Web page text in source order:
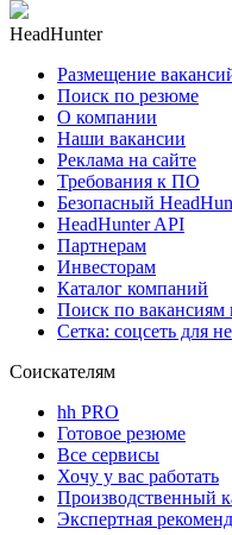
HeadHunter
Размещение
Поиск по резюме
О компании
Наши вакансии
Реклама на сайте
Требования к ПО
Безопасный
HeadHunter API
Партнерам
Инвесторам
Каталог компаний
Поиск по вакансиям
Сетка: соцсеть для
Соискателям
hh PRO
Готовое резюме
Все сервисы
Хочу у вас работать
Производственный
Экспертная